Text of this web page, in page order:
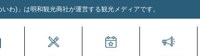
わ)」は明和観光商社が運営する観光メディアです。